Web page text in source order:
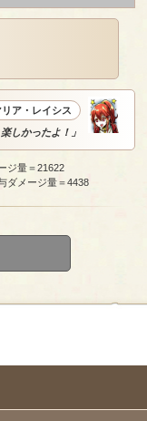
リア・レイシス
しかったよ！」
ジ量＝21622
ダメージ量＝4438